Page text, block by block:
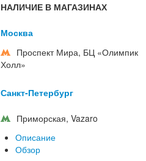
НАЛИЧИЕ В МАГАЗИНАХ
Москва
Проспект Мира, БЦ «Олимпик
Холл»
Санкт-Петербург
Приморская, Vazaro
Описание
Обзор